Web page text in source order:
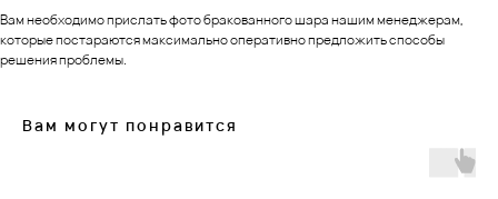
Вам необходимо прислать фото бракованного шара нашим менеджерам,
которые постараются максимально оперативно предложить способы
решения проблемы.
Вам могут понравится